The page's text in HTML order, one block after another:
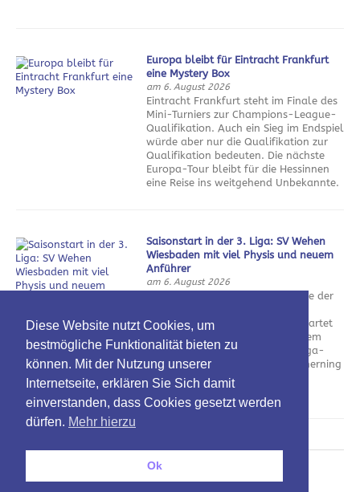
Europa bleibt für Eintracht Frankfurt
eine Mystery Box
am 6. August 2026
Eintracht Frankfurt steht im Finale des
Mini-Turniers zur Champions-League-
Qualifikation. Auch ein Sieg im Endspiel
würde aber nur die Qualifikation zur
Qualifikation bedeuten. Die nächste
Europa-Tour bleibt für die Hessinnen
eine Reise ins weitgehend Unbekannte.
Saisonstart in der 3. Liga: SV Wehen
Wiesbaden mit viel Physis und neuem
Anführer
am 6. August 2026
Nach einem enttäuschenden Ende der
durchwachsenen Vorbereitung startet
der SV Wehen Wiesbaden in seinem
Jubiläumsjahr in die neue Drittliga-
Saison. Das Team von Daniel Scherning
hat wichtige Spieler verloren und eine neue Führungsfigur
bekommen.
Oben
Diese Website nutzt Cookies, um
bestmögliche Funktionalität bieten zu
können. Mit der Nutzung unserer
Internetseite, erklären Sie Sich damit
einverstanden, dass Cookies gesetzt werden
dürfen. Mehr hierzu
Ok